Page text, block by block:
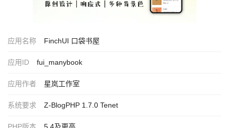
应用名称 FinchUI 口袋书屋
应用ID fui_manybook
应用作者 星岚工作室
系统要求 Z-BlogPHP 1.7.0 Tenet